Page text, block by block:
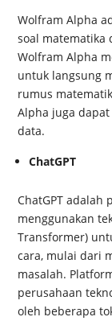
Wolfram Alpha
soal matematika
Wolfram Alpha
untuk langsung
rumus
Alpha juga
data.
ChatGPT
ChatGPT
menggunakan
Transformer)
cara, mulai dari
masalah.
perusahaan
oleh beberapa